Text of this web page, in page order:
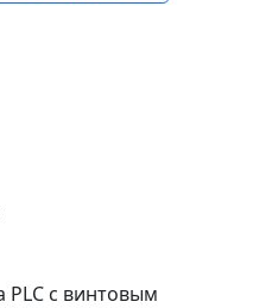
с винтовым